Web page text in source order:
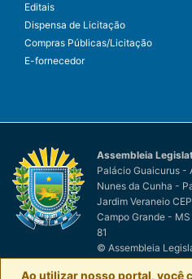
Editais
Dispensa de Licitação
Compras Públicas/Licitação
E-fornecedor
Assembleia
Palácio Guaicurus -
Nunes da Cunha -
Jardim Veraneio
Campo Grande -
81
© Assembleia
Ao utilizar nosso portal, você